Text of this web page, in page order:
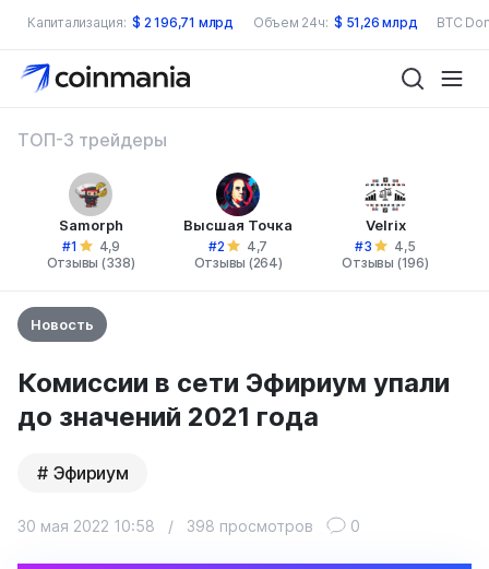
Капитализация: $ 2 196,71 млрд Объем 24ч: $ 51,26 млрд BTC
ТОП-3 трейдеры
Samorph
#1
4,9
Отзывы (338)
Высшая Точка
#2
4,7
Отзывы (264)
Velrix
#3
4,5
Отзывы (196)
Новость
Комиссии в сети Эфириум упали
до значений 2021 года
Эфириум
30 мая 2022 10:58 / 398 просмотров 0